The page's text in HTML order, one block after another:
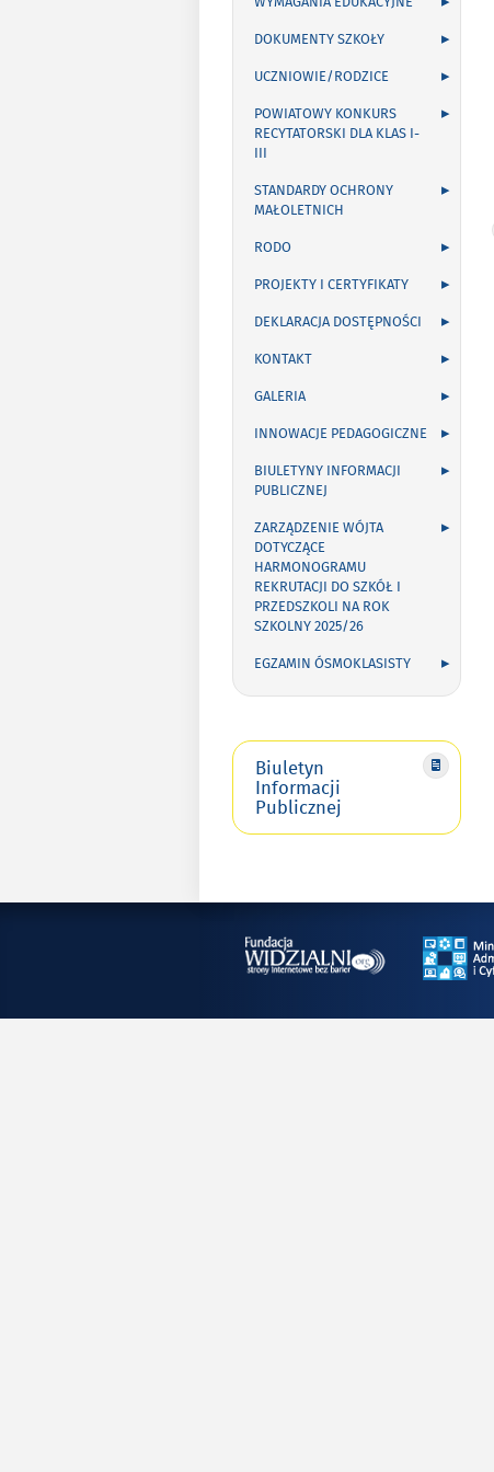
DOKUMENTY SZKOŁY
UCZNIOWIE/RODZICE
POWIATOWY KONKURS
RECYTATORSKI DLA KLAS I-
III
STANDARDY OCHRONY
MAŁOLETNICH
RODO
PROJEKTY I CERTYFIKATY
DEKLARACJA DOSTĘPNOŚCI
KONTAKT
GALERIA
INNOWACJE PEDAGOGICZNE
BIULETYNY INFORMACJI
PUBLICZNEJ
ZARZĄDZENIE WÓJTA
DOTYCZĄCE
HARMONOGRAMU
REKRUTACJI DO SZKÓŁ I
PRZEDSZKOLI NA ROK
SZKOLNY 2025/26
EGZAMIN ÓSMOKLASISTY
Biuletyn
Informacji
Publicznej